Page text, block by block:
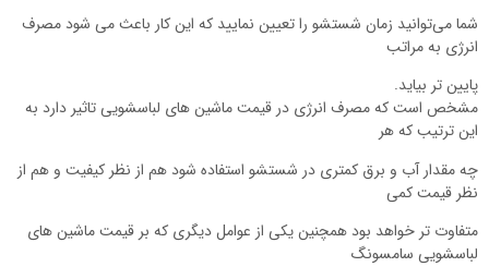
شما می‌توانید زمان شستشو را تعیین نمایید که این کار باعث می شود مصرف
انرژی به مراتب
پایین تر بیاید.
مشخص است که مصرف انرژی در قیمت ماشین های لباسشویی تاثیر دارد به
این ترتیب که هر
چه مقدار آب و برق کمتری در شستشو استفاده شود هم از نظر کیفیت و هم از
نظر قیمت کمی
متفاوت تر خواهد بود همچنین یکی از عوامل دیگری که بر قیمت ماشین های
لباسشویی سامسونگ